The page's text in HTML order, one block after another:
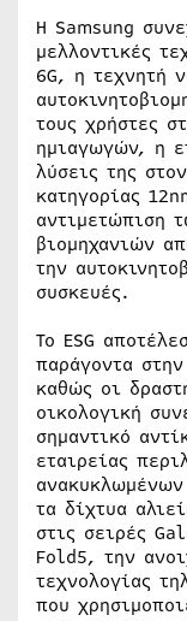
Η Samsung
μελλοντικές
6G, η τεχνητή
τους χρήστες
ημιαγωγών, η
λύσεις της
κατηγορίας
αντιμετώπιση
βιομηχανιών
την
συσκευές.
Το ESG
παράγοντα
καθώς οι
οικολογική
σημαντικό
εταιρείας
τα δίχτυα
στις σειρές
Fold5, την
τεχνολογίας
που